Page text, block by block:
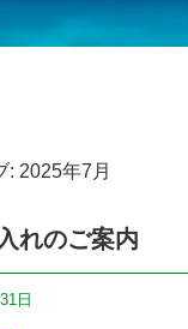
: 2025年7月
れのご案内
日